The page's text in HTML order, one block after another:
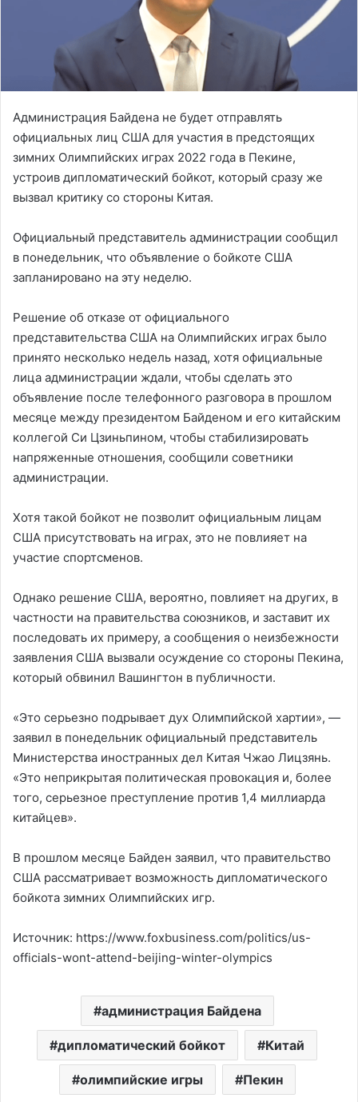
Администрация Байдена не будет отправлять
официальных лиц США для участия в предстоящих
зимних Олимпийских играх 2022 года в Пекине,
устроив дипломатический бойкот, который сразу же
вызвал критику со стороны Китая.
Официальный представитель администрации сообщил
в понедельник, что объявление о бойкоте США
запланировано на эту неделю.
Решение об отказе от официального
представительства США на Олимпийских играх было
принято несколько недель назад, хотя официальные
лица администрации ждали, чтобы сделать это
объявление после телефонного разговора в прошлом
месяце между президентом Байденом и его китайским
коллегой Си Цзиньпином, чтобы стабилизировать
напряженные отношения, сообщили советники
администрации.
Хотя такой бойкот не позволит официальным лицам
США присутствовать на играх, это не повлияет на
участие спортсменов.
Однако решение США, вероятно, повлияет на других, в
частности на правительства союзников, и заставит их
последовать их примеру, а сообщения о неизбежности
заявления США вызвали осуждение со стороны Пекина,
который обвинил Вашингтон в публичности.
«Это серьезно подрывает дух Олимпийской хартии», —
заявил в понедельник официальный представитель
Министерства иностранных дел Китая Чжао Лицзянь.
«Это неприкрытая политическая провокация и, более
того, серьезное преступление против 1,4 миллиарда
китайцев».
В прошлом месяце Байден заявил, что правительство
США рассматривает возможность дипломатического
бойкота зимних Олимпийских игр.
Источник: https://www.foxbusiness.com/politics/us-
officials-wont-attend-beijing-winter-olympics
администрация Байдена
дипломатический бойкот Китай
олимпийские игры Пекин